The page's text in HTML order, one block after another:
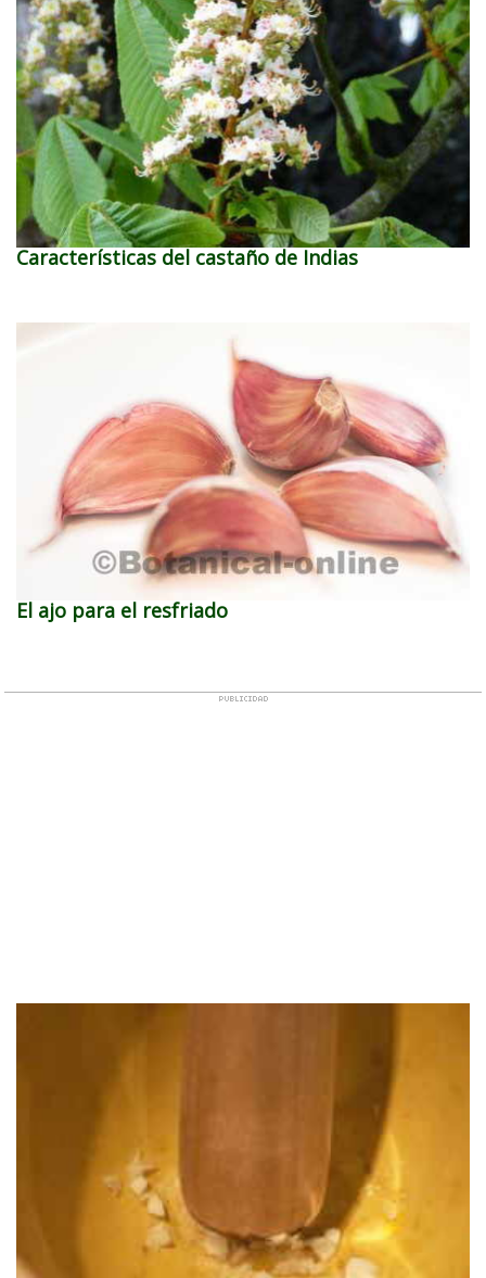
Características del castaño de Indias
El ajo para el resfriado